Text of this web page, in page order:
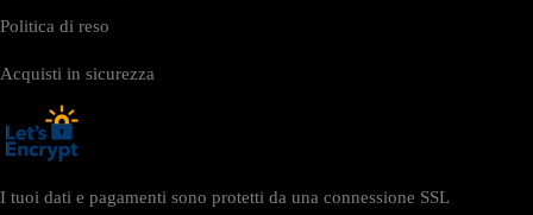
Politica di reso
Acquisti in sicurezza
I tuoi dati e pagamenti sono protetti da una connessione SSL